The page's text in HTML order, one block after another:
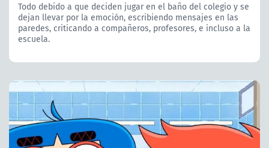
Todo debido a que deciden jugar en el baño del colegio y se
dejan llevar por la emoción, escribiendo mensajes en las
paredes, criticando a compañeros, profesores, e incluso a la
escuela.